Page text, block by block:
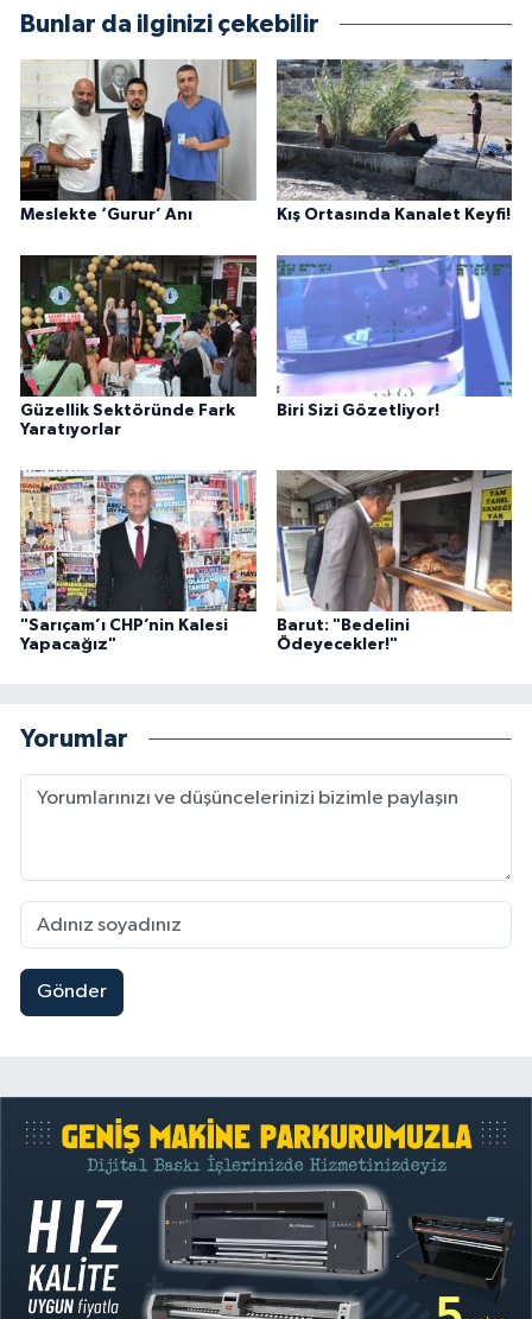
Bunlar da ilginizi çekebilir
Meslekte ‘Gurur’ Anı Kış Ortasında Kanalet Keyfi!
Güzellik Sektöründe Fark
Yaratıyorlar
Biri Sizi Gözetliyor!
"Sarıçam’ı CHP’nin Kalesi
Yapacağız"
Barut: "Bedelini
Ödeyecekler!"
Yorumlar
Gönder